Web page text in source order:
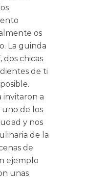
os
La guinda
chicas
de ti
invitaron a
uno de los
y nos
de la
de
ejemplo
unas